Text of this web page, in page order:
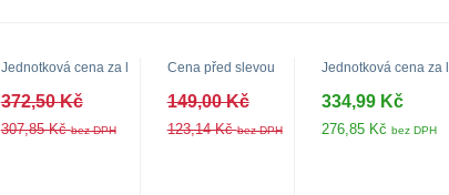
Jednotková cena za l
372,50 Kč
307,85 Kčbez DPH
Cena před slevou
149,00 Kč
123,14 Kčbez DPH
Jednotková cena za l
334,99 Kč
276,85 Kč bez DPH